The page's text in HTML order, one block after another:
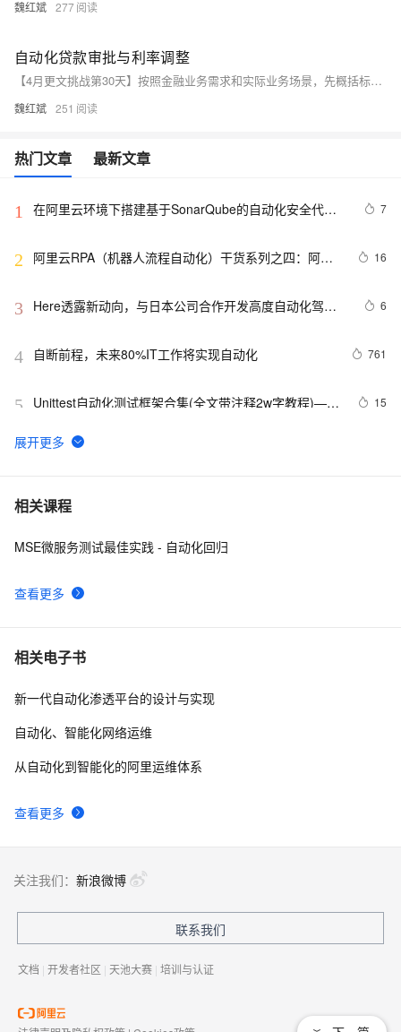
魏红斌 277
自动化贷款审批与利率调整
【4月更文挑战第30天】按照金融业务需求和实际业务场景，先概括标题再输出一个shell脚本，要求脚本内容和功能不能和以往生成的相似，要求有创新性，并且逐行解析步骤并总结
魏红斌 251
热门文章 最新文章
1
在阿里云环境下搭建基于SonarQube的自动化安全代码
7
2
阿里云RPA（机器人流程自动化）干货系列之四：阿里
16
3
Here透露新动向，与日本公司合作开发高度自动化驾驶
6
4 自断前程，未来80%IT工作将实现自动化 761
5
Unittest自动化测试框架合集(全文带注释2w字教程)——
15
6
DevOps实践：持续集成与持续部署（CI/CD）的自动化
7 web自动化测试-playwright工具5分钟上手
8 逾半数全球商业领袖认同智能自动化，但首先要解决员工
9 SharePoint自动化系列——Set MMS field value using
10
具
相关课程
查看更多
MSE微服务测试最佳实践 - 自动化回归
相关电子书
查看更多
新一代自动化渗透平台的设计与实现
自动化、智能化网络运维
从自动化到智能化的阿里运维体系
关注我们： 新浪微博
联系我们
文档 | 开发者社区 | 天池大赛 | 培训与认证